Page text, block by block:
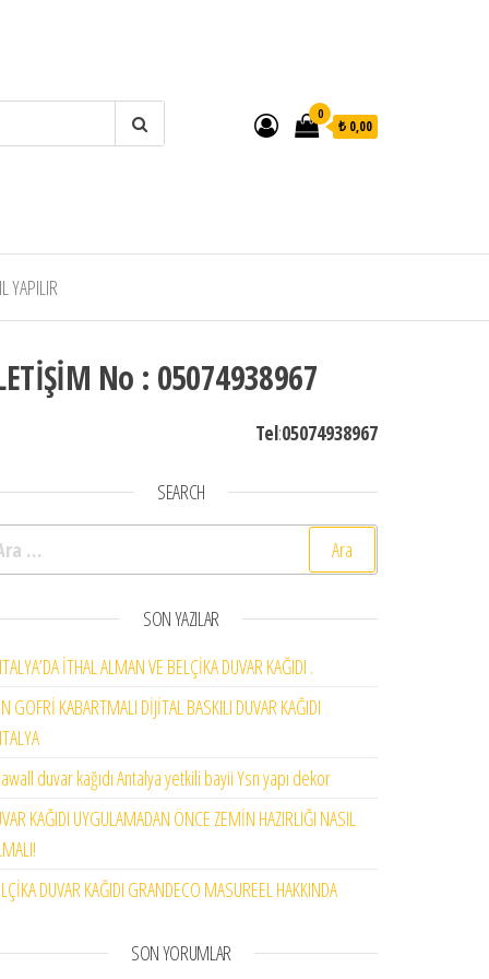
0
₺ 0,00
YAPILIR
No : 05074938967
Tel:05074938967
SEARCH
SON YAZILAR
İTHAL ALMAN VE BELÇİKA DUVAR KAĞIDI .
GOFRİ KABARTMALI DİJİTAL BASKILI DUVAR KAĞIDI
duvar kağıdı Antalya yetkili bayii Ysn yapı dekor
KAĞIDI UYGULAMADAN ÖNCE ZEMİN HAZIRLIĞI NASIL
DUVAR KAĞIDI GRANDECO MASUREEL HAKKINDA
SON YORUMLAR